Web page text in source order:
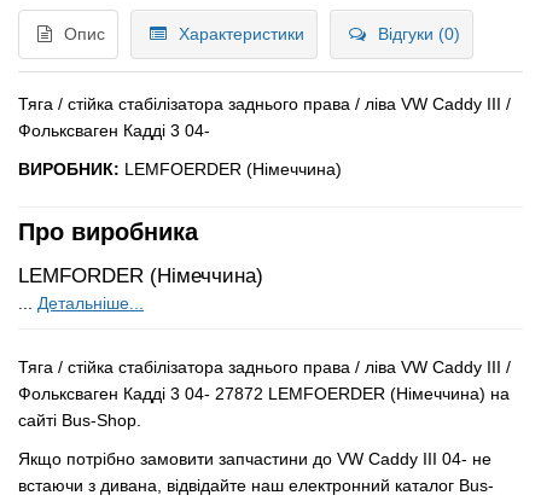
Опис Характеристики Відгуки (0)
Тяга / стійка стабілізатора заднього права / ліва VW Caddy III /
Фольксваген Кадді 3 04-
ВИРОБНИК: LEMFOERDER (Німеччина)
Про виробника
LEMFORDER (Німеччина)
Детальніше...
Тяга / стійка стабілізатора заднього права / ліва VW Caddy III /
Фольксваген Кадді 3 04- 27872 LEMFOERDER (Німеччина) на
сайті Bus-Shop.
Якщо потрібно замовити запчастини до VW Caddy III 04- не
встаючи з дивана, відвідайте наш електронний каталог Bus-